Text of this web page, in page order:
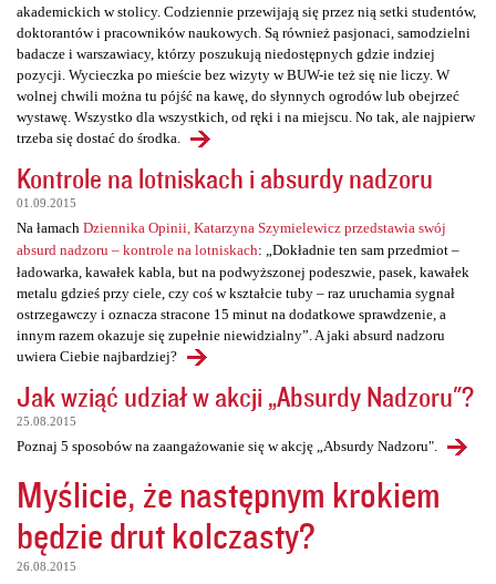
akademickich w stolicy. Codziennie przewijają się przez nią setki studentów,
doktorantów i pracowników naukowych. Są również pasjonaci, samodzielni
badacze i warszawiacy, którzy poszukują niedostępnych gdzie indziej
pozycji. Wycieczka po mieście bez wizyty w BUW-ie też się nie liczy. W
wolnej chwili można tu pójść na kawę, do słynnych ogrodów lub obejrzeć
wystawę. Wszystko dla wszystkich, od ręki i na miejscu. No tak, ale najpierw
trzeba się dostać do środka.
Kontrole na lotniskach i absurdy nadzoru
01.09.2015
Na łamach Dziennika Opinii, Katarzyna Szymielewicz przedstawia swój
absurd nadzoru – kontrole na lotniskach: „Dokładnie ten sam przedmiot –
ładowarka, kawałek kabla, but na podwyższonej podeszwie, pasek, kawałek
metalu gdzieś przy ciele, czy coś w kształcie tuby – raz uruchamia sygnał
ostrzegawczy i oznacza stracone 15 minut na dodatkowe sprawdzenie, a
innym razem okazuje się zupełnie niewidzialny”. A jaki absurd nadzoru
uwiera Ciebie najbardziej?
Jak wziąć udział w akcji „Absurdy Nadzoru"?
25.08.2015
Poznaj 5 sposobów na zaangażowanie się w akcję „Absurdy Nadzoru".
Myślicie, że następnym krokiem
będzie drut kolczasty?
26.08.2015